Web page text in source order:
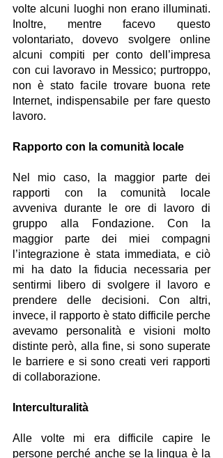
volte alcuni luoghi non erano illuminati.
Inoltre, mentre facevo questo
volontariato, dovevo svolgere online
alcuni compiti per conto dell’impresa
con cui lavoravo in Messico; purtroppo,
non è stato facile trovare buona rete
Internet, indispensabile per fare questo
lavoro.
Rapporto con la comunità locale
Nel mio caso, la maggior parte dei
rapporti con la comunità locale
avveniva durante le ore di lavoro di
gruppo alla Fondazione. Con la
maggior parte dei miei compagni
l’integrazione è stata immediata, e ciò
mi ha dato la fiducia necessaria per
sentirmi libero di svolgere il lavoro e
prendere delle decisioni. Con altri,
invece, il rapporto è stato difficile perche
avevamo personalità e visioni molto
distinte però, alla fine, si sono superate
le barriere e si sono creati veri rapporti
di collaborazione.
Interculturalità
Alle volte mi era difficile capire le
persone perché anche se la lingua è la